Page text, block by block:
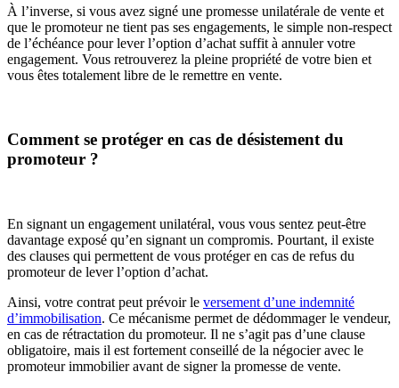
À l’inverse, si vous avez signé une promesse unilatérale de vente et
que le promoteur ne tient pas ses engagements, le simple non-respect
de l’échéance pour lever l’option d’achat suffit à annuler votre
engagement. Vous retrouverez la pleine propriété de votre bien et
vous êtes totalement libre de le remettre en vente.
Comment se protéger en cas de désistement du
promoteur ?
En signant un engagement unilatéral, vous vous sentez peut-être
davantage exposé qu’en signant un compromis. Pourtant, il existe
des clauses qui permettent de vous protéger en cas de refus du
promoteur de lever l’option d’achat.
Ainsi, votre contrat peut prévoir le versement d’une indemnité
d’immobilisation. Ce mécanisme permet de dédommager le vendeur,
en cas de rétractation du promoteur. Il ne s’agit pas d’une clause
obligatoire, mais il est fortement conseillé de la négocier avec le
promoteur immobilier avant de signer la promesse de vente.